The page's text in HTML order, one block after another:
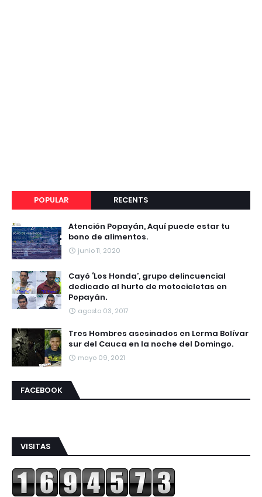
POPULAR RECENTS
Atención Popayán, Aquí puede estar tu
bono de alimentos.
junio 11, 2020
Cayó ‘Los Honda’, grupo delincuencial
dedicado al hurto de motocicletas en
Popayán.
agosto 03, 2017
Tres Hombres asesinados en Lerma Bolívar
sur del Cauca en la noche del Domingo.
mayo 09, 2021
FACEBOOK
VISITAS